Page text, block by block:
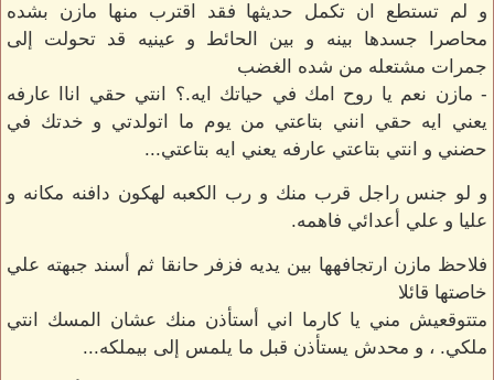
و لم تستطع ان تكمل حديثها فقد اقترب منها مازن بشده
محاصرا جسدها بينه و بين الحائط و عينيه قد تحولت إلى
جمرات مشتعله من شده الغضب
- مازن نعم يا روح امك في حياتك ايه.؟ انتي حقي اناا عارفه
يعني ايه حقي انني بتاعتي من يوم ما اتولدتي و خدتك في
حضني و انتي بتاعتي عارفه يعني ايه بتاعتي...
و لو جنس راجل قرب منك و رب الكعبه لهكون دافنه مكانه و
عليا و علي أعدائي فاهمه.
فلاحظ مازن ارتجافهها بين يديه فزفر حانقا ثم أسند جبهته علي
خاصتها قائلا
متتوقعيش مني يا كارما اني أستأذن منك عشان المسك انتي
ملكي. ، و محدش يستأذن قبل ما يلمس إلى بيملكه...